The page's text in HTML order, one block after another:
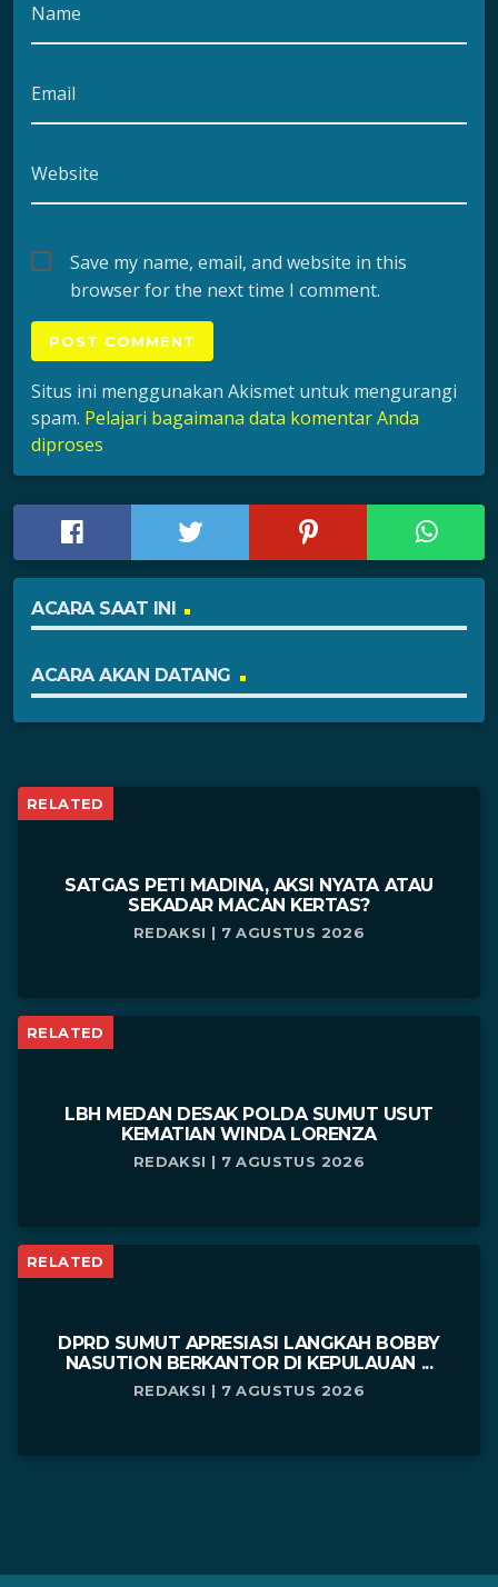
Name
Email
Website
Save my name, email, and website in this
browser for the next time I comment.
Situs ini menggunakan Akismet untuk mengurangi
spam. Pelajari bagaimana data komentar Anda
diproses
ACARA SAAT INI
ACARA AKAN DATANG
RELATED
SATGAS PETI MADINA, AKSI NYATA ATAU
SEKADAR MACAN KERTAS?
REDAKSI | 7 AGUSTUS 2026
RELATED
LBH MEDAN DESAK POLDA SUMUT USUT
KEMATIAN WINDA LORENZA
REDAKSI | 7 AGUSTUS 2026
RELATED
DPRD SUMUT APRESIASI LANGKAH BOBBY
NASUTION BERKANTOR DI KEPULAUAN ...
REDAKSI | 7 AGUSTUS 2026